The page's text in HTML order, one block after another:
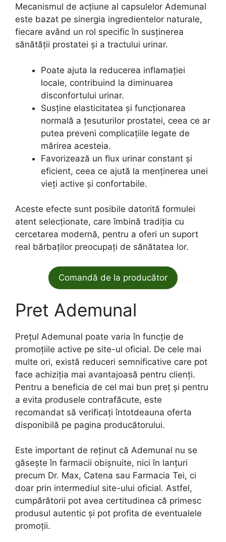
Mecanismul de acțiune al capsulelor Ademunal
este bazat pe sinergia ingredientelor naturale,
fiecare având un rol specific în susținerea
sănătății prostatei și a tractului urinar.
Poate ajuta la reducerea inflamației
locale, contribuind la diminuarea
disconfortului urinar.
Susține elasticitatea și funcționarea
normală a țesuturilor prostatei, ceea ce ar
putea preveni complicațiile legate de
mărirea acesteia.
Favorizează un flux urinar constant și
eficient, ceea ce ajută la menținerea unei
vieți active și confortabile.
Aceste efecte sunt posibile datorită formulei
atent selecționate, care îmbină tradiția cu
cercetarea modernă, pentru a oferi un suport
real bărbaților preocupați de sănătatea lor.
Comandă de la producător
Pret Ademunal
Prețul Ademunal poate varia în funcție de
promoțiile active pe site-ul oficial. De cele mai
multe ori, există reduceri semnificative care pot
face achiziția mai avantajoasă pentru clienți.
Pentru a beneficia de cel mai bun preț și pentru
a evita produsele contrafăcute, este
recomandat să verificați întotdeauna oferta
disponibilă pe pagina producătorului.
Este important de reținut că Ademunal nu se
găsește în farmacii obișnuite, nici în lanțuri
precum Dr. Max, Catena sau Farmacia Tei, ci
doar prin intermediul site-ului oficial. Astfel,
cumpărătorii pot avea certitudinea că primesc
produsul autentic și pot profita de eventualele
promoții.